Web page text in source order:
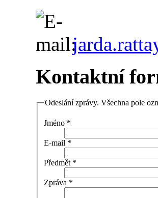
Kontaktní
Odeslání zprávy. Všechna pole
Jméno *
E-mail *
Předmět *
Zpráva *